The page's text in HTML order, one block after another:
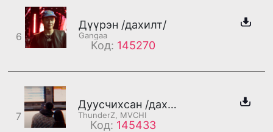
6
Дүүрэн /дахилт/
Gangaa
Код: 145270
7
Дуусчихсан /дахилт/
ThunderZ, MVCHI
Код: 145433